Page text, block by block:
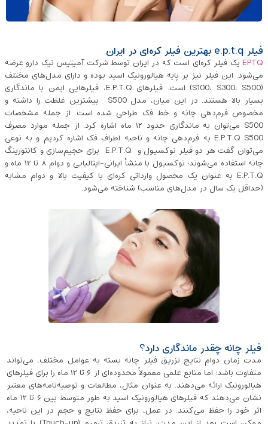
فیلر e.p.t.q بهترین فیلر کره‌ای در ایران
EPTQ یک فیلر کره‌ای است که در ایران توسط شرکت آمیتیس نیک‌ دارو عرضه
می‌شود. این فیلر نیز بر پایه هیالورونیک اسید بوده و دارای مدل‌های مختلف
(S100، S300، S500) است. فیلرهای E.P.T.Q، فیلرهایی ایمن با ماندگاری
بسیار بالا هستند. در این میان، مدل S500 بیشترین غلظت را داشته و
مخصوص فرم‌دهی چانه و خط فک طراحی شده است. از جمله مشخصات
S500 می‌توان به ماندگاری حدود ۱۲ ماه اشاره کرد. از جمله موارد مصرف
E.P.T.Q S500 به فرم‌دهی چانه و ناحیه اطراف فک اشاره کردیم و به نوعی
می‌توان گفت هر دو فیلر نوکسیول و E.P.T.Q برای حجیم‌سازی و کانتورینگ
چانه استفاده می‌شوند؛ نوکسیول با منشأ ایرانی-ایتالیایی و دوام ۸ تا ۱۲ ماه و
E.P.T.Q به ‌عنوان یک محصول وارداتی کره‌ای با کیفیت بالا و دوام مشابه
(حداقل یک سال در مدل‌های مناسب) شناخته می‌شود.
فیلر چانه چقدر ماندگاری دارد؟
مدت زمان دوام نتایج تزریق فیلر چانه بسته به عوامل مختلف، می‌تواند
متفاوت باشد؛ اما منابع علمی معمولاً محدوده‌ای از ۶ تا ۱۲ ماه را برای فیلرهای
هیالورونیک ارائه می‌دهند. به ‌عنوان مثال، مطالعات و توصیه‌نامه‌های معتبر
نشان می‌دهند که فیلرهای هیالورونیک اسید به‌ طور متوسط بین ۶ تا ۱۲ ماه
اثر خود را حفظ می‌کنند. در عمل، برای حفظ نتایج و حجم‌ در این ناحیه،